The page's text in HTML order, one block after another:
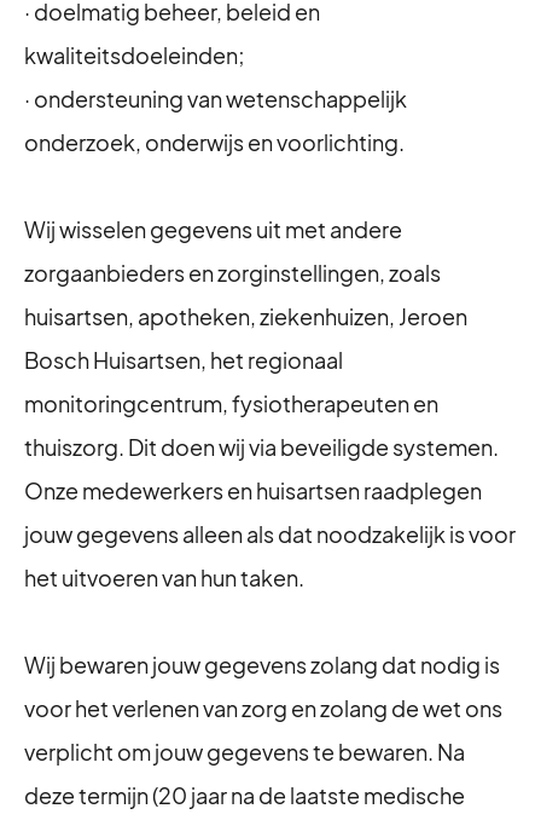
· doelmatig beheer, beleid en
kwaliteitsdoeleinden;
· ondersteuning van wetenschappelijk
onderzoek, onderwijs en voorlichting.
Wij wisselen gegevens uit met andere
zorgaanbieders en zorginstellingen, zoals
huisartsen, apotheken, ziekenhuizen, Jeroen
Bosch Huisartsen, het regionaal
monitoringcentrum, fysiotherapeuten en
thuiszorg. Dit doen wij via beveiligde systemen.
Onze medewerkers en huisartsen raadplegen
jouw gegevens alleen als dat noodzakelijk is voor
het uitvoeren van hun taken.
Wij bewaren jouw gegevens zolang dat nodig is
voor het verlenen van zorg en zolang de wet ons
verplicht om jouw gegevens te bewaren. Na
deze termijn (20 jaar na de laatste medische